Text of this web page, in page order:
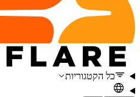
כל הקטגוריות